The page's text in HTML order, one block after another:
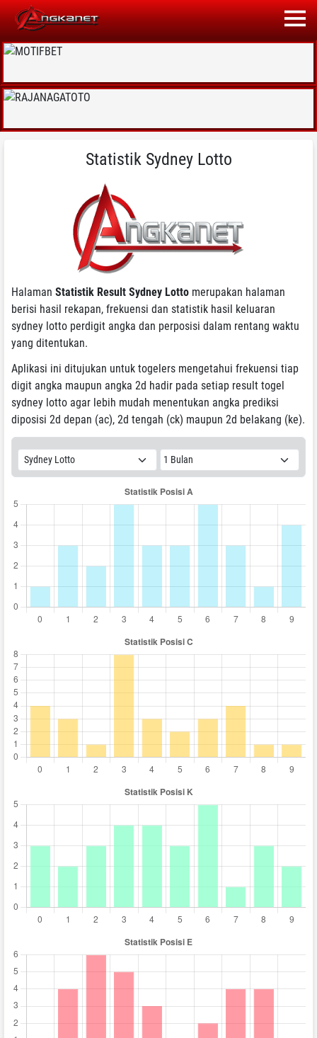
Statistik Sydney Lotto
Halaman Statistik Result Sydney Lotto merupakan halaman
berisi hasil rekapan, frekuensi dan statistik hasil keluaran
sydney lotto perdigit angka dan perposisi dalam rentang waktu
yang ditentukan.
Aplikasi ini ditujukan untuk togelers mengetahui frekuensi tiap
digit angka maupun angka 2d hadir pada setiap result togel
sydney lotto agar lebih mudah menentukan angka prediksi
diposisi 2d depan (ac), 2d tengah (ck) maupun 2d belakang (ke).